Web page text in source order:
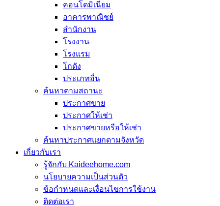
คอนโดมิเนียม
อาคารพาณิชย์
สำนักงาน
โรงงาน
โรงแรม
โกดัง
ประเภทอื่น
ค้นหาตามสถานะ
ประกาศขาย
ประกาศให้เช่า
ประกาศขายหรือให้เช่า
ค้นหาประกาศแยกตามจังหวัด
เกี่ยวกับเรา
รู้จักกับ Kaideehome.com
นโยบายความเป็นส่วนตัว
ข้อกำหนดและเงื่อนไขการใช้งาน
ติดต่อเรา